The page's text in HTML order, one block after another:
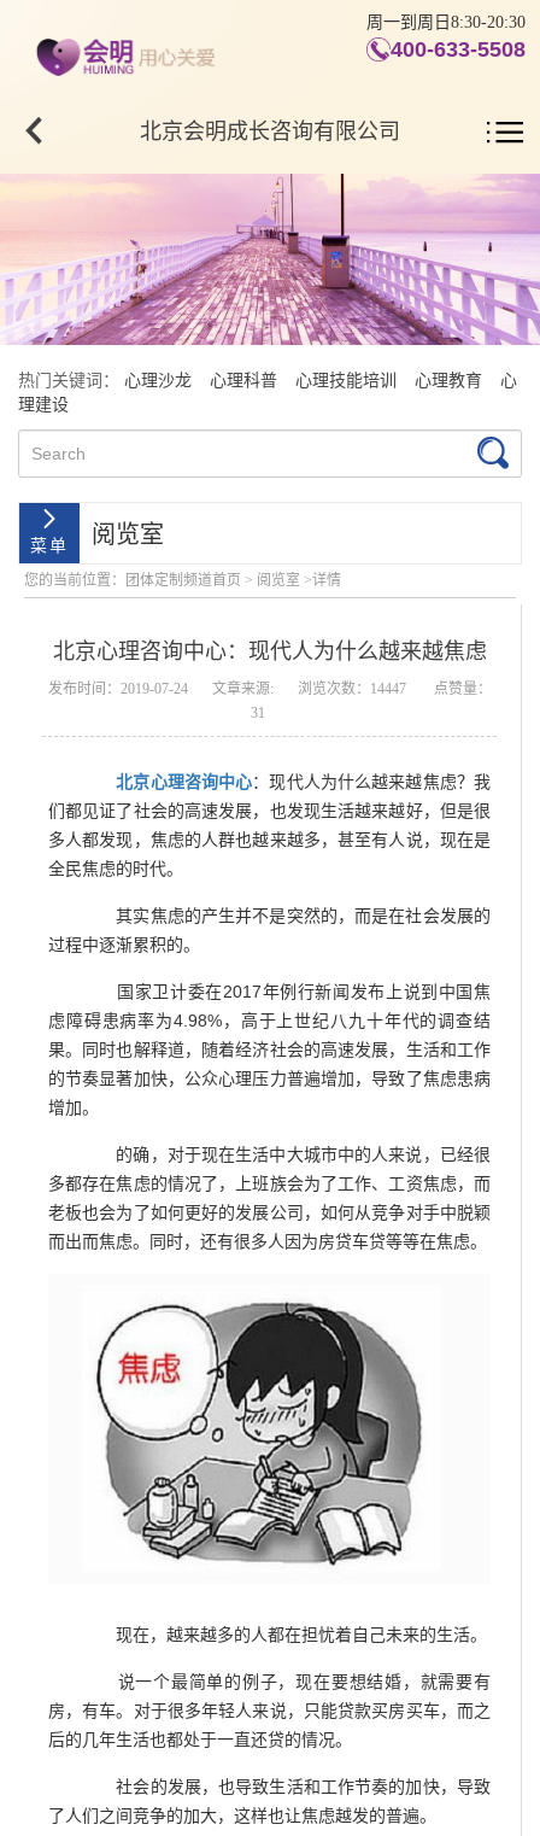
周一到周日8:30-20:30
400-633-5508
北京会明成长咨询有限公司
热门关键词： 心理沙龙 心理科普 心理技能培训 心理教育
心
理建设
阅览室
您的当前位置： 团体定制频道首页 > 阅览室 >详情
北京心理咨询中心：现代人为什么越来越焦虑
发布时间：2019-07-24 文章来源: 浏览次数：14447
点赞量：
31
北京心理咨询中心：现代人为什么越来越焦虑？我
们都见证了社会的高速发展，也发现生活越来越好，但是很
多人都发现，焦虑的人群也越来越多，甚至有人说，现在是
全民焦虑的时代。
其实焦虑的产生并不是突然的，而是在社会发展的
过程中逐渐累积的。
国家卫计委在2017年例行新闻发布上说到中国焦
虑障碍患病率为4.98%，高于上世纪八九十年代的调查结
果。同时也解释道，随着经济社会的高速发展，生活和工作
的节奏显著加快，公众心理压力普遍增加，导致了焦虑患病
增加。
的确，对于现在生活中大城市中的人来说，已经很
多都存在焦虑的情况了，上班族会为了工作、工资焦虑，而
老板也会为了如何更好的发展公司，如何从竞争对手中脱颖
而出而焦虑。同时，还有很多人因为房贷车贷等等在焦虑。
现在，越来越多的人都在担忧着自己未来的生活。
说一个最简单的例子，现在要想结婚，就需要有
房，有车。对于很多年轻人来说，只能贷款买房买车，而之
后的几年生活也都处于一直还贷的情况。
社会的发展，也导致生活和工作节奏的加快，导致
了人们之间竞争的加大，这样也让焦虑越发的普遍。
明大事记 会明优势